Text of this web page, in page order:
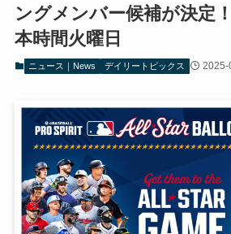
ングメンバー候補が決定
本時間火曜日
ニュース｜News デイリートピックス 2025-